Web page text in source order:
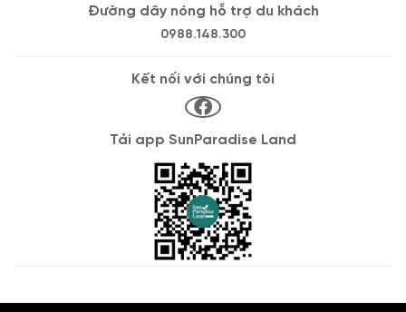
Đường dây nóng hỗ trợ du khách
0988.148.300
Kết nối với chúng tôi
Tải app SunParadise Land